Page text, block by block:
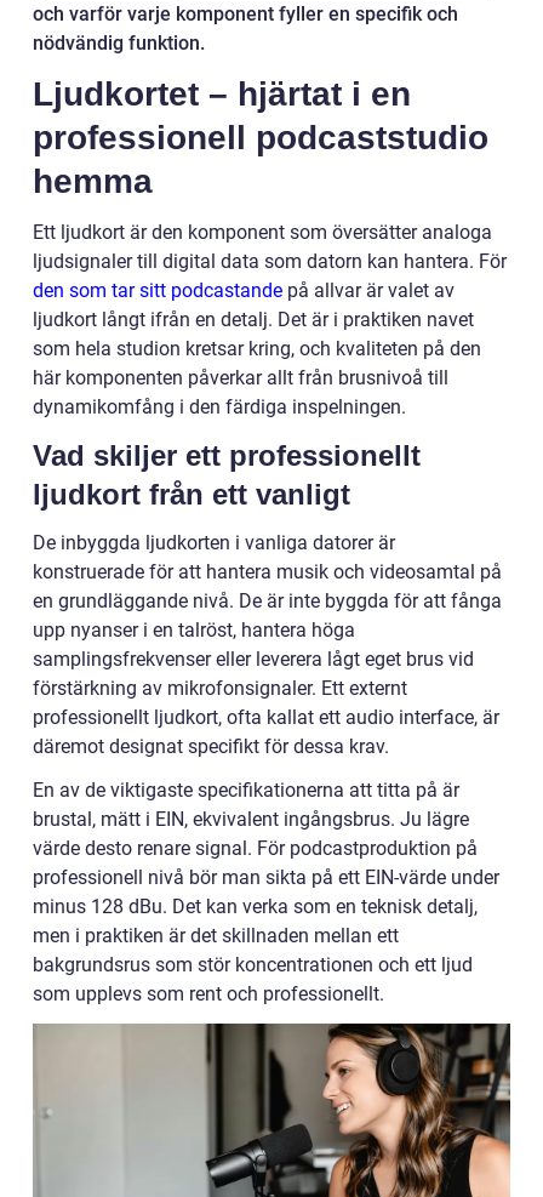
och varför varje komponent fyller en specifik och
nödvändig funktion.
Ljudkortet – hjärtat i en
professionell podcaststudio
hemma
Ett ljudkort är den komponent som översätter analoga
ljudsignaler till digital data som datorn kan hantera. För
den som tar sitt podcastande på allvar är valet av
ljudkort långt ifrån en detalj. Det är i praktiken navet
som hela studion kretsar kring, och kvaliteten på den
här komponenten påverkar allt från brusnivoå till
dynamikomfång i den färdiga inspelningen.
Vad skiljer ett professionellt
ljudkort från ett vanligt
De inbyggda ljudkorten i vanliga datorer är
konstruerade för att hantera musik och videosamtal på
en grundläggande nivå. De är inte byggda för att fånga
upp nyanser i en talröst, hantera höga
samplingsfrekvenser eller leverera lågt eget brus vid
förstärkning av mikrofonsignaler. Ett externt
professionellt ljudkort, ofta kallat ett audio interface, är
däremot designat specifikt för dessa krav.
En av de viktigaste specifikationerna att titta på är
brustal, mätt i EIN, ekvivalent ingångsbrus. Ju lägre
värde desto renare signal. För podcastproduktion på
professionell nivå bör man sikta på ett EIN-värde under
minus 128 dBu. Det kan verka som en teknisk detalj,
men i praktiken är det skillnaden mellan ett
bakgrundsrus som stör koncentrationen och ett ljud
som upplevs som rent och professionellt.